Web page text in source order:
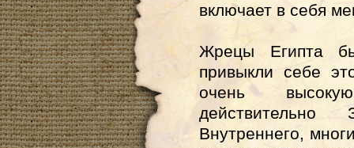
включает в себя
Жрецы Египта
привыкли себе
очень
Внутреннего,